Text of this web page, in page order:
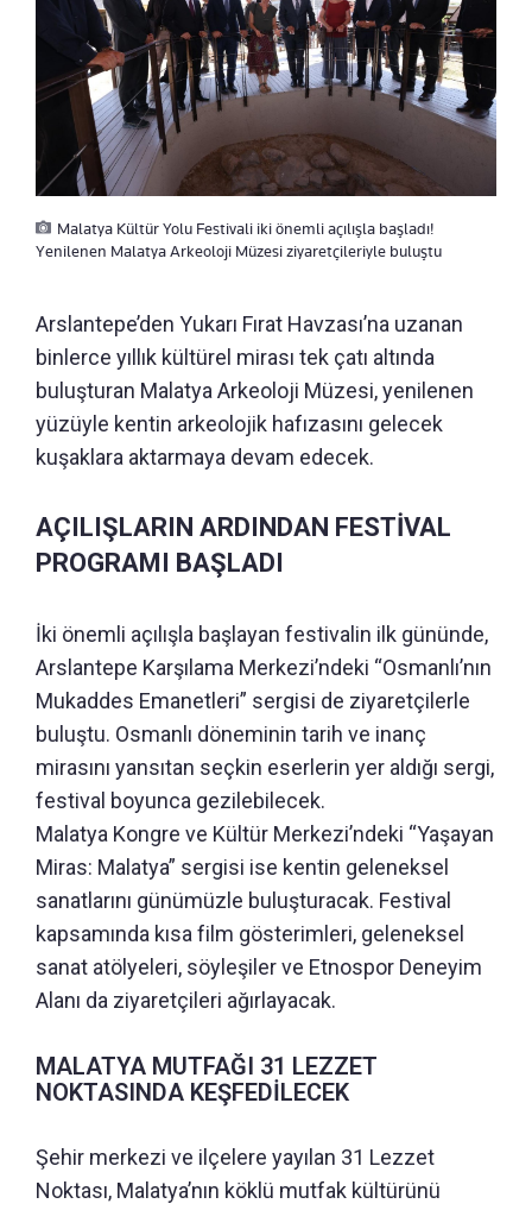
Malatya Kültür Yolu Festivali iki önemli açılışla başladı!
Yenilenen Malatya Arkeoloji Müzesi ziyaretçileriyle buluştu
Arslantepe’den Yukarı Fırat Havzası’na uzanan
binlerce yıllık kültürel mirası tek çatı altında
buluşturan Malatya Arkeoloji Müzesi, yenilenen
yüzüyle kentin arkeolojik hafızasını gelecek
kuşaklara aktarmaya devam edecek.
AÇILIŞLARIN ARDINDAN FESTİVAL
PROGRAMI BAŞLADI
İki önemli açılışla başlayan festivalin ilk gününde,
Arslantepe Karşılama Merkezi’ndeki “Osmanlı’nın
Mukaddes Emanetleri” sergisi de ziyaretçilerle
buluştu. Osmanlı döneminin tarih ve inanç
mirasını yansıtan seçkin eserlerin yer aldığı sergi,
festival boyunca gezilebilecek.
Malatya Kongre ve Kültür Merkezi’ndeki “Yaşayan
Miras: Malatya” sergisi ise kentin geleneksel
sanatlarını günümüzle buluşturacak. Festival
kapsamında kısa film gösterimleri, geleneksel
sanat atölyeleri, söyleşiler ve Etnospor Deneyim
Alanı da ziyaretçileri ağırlayacak.
MALATYA MUTFAĞI 31 LEZZET
NOKTASINDA KEŞFEDİLECEK
Şehir merkezi ve ilçelere yayılan 31 Lezzet
Noktası, Malatya’nın köklü mutfak kültürünü